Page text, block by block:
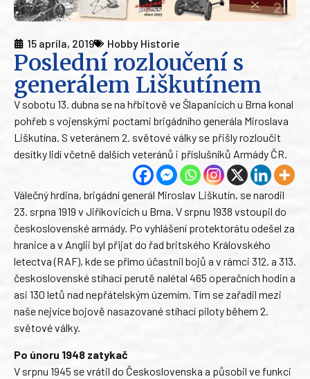
15 apríla, 2019 Hobby Historie
Poslední rozloučení s
generálem Liškutínem
V sobotu 13. dubna se na hřbitově ve Šlapanicích u Brna konal
pohřeb s vojenskými poctami brigádního generála Miroslava
Liškutína. S veteránem 2. světové války se přišly rozloučit
desítky lidí včetně dalších veteránů i příslušníků Armády ČR.
Válečný hrdina, brigádní generál Miroslav Liškutín, se narodil
23. srpna 1919 v Jiříkovicích u Brna. V srpnu 1938 vstoupil do
československé armády. Po vyhlášení protektorátu odešel za
hranice a v Anglii byl přijat do řad britského Královského
letectva (RAF), kde se přímo účastnil bojů a v rámci 312. a 313.
československé stíhací perutě nalétal 465 operačních hodin a
asi 130 letů nad nepřátelským územím. Tím se zařadil mezi
naše nejvíce bojově nasazované stíhací piloty během 2.
světové války.
Po únoru 1948 zatykač
V srpnu 1945 se vrátil do Československa a působil ve funkci